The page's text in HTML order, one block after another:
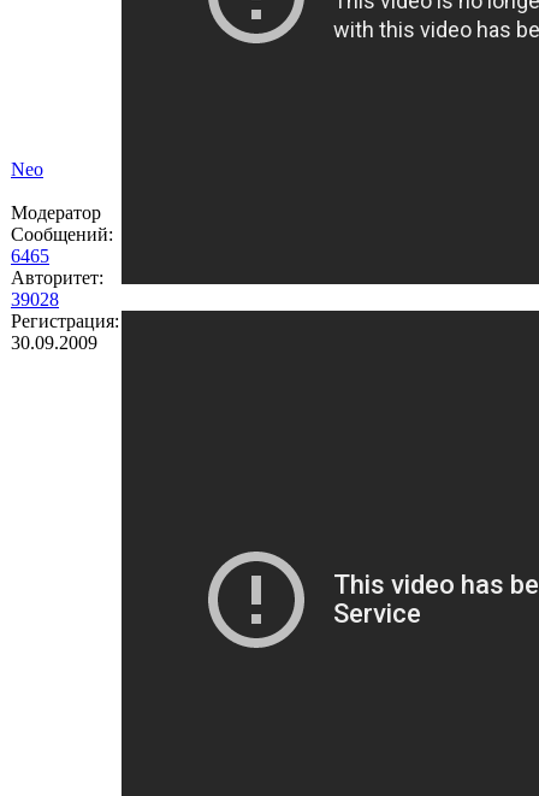
Neo
Модератор
Сообщений:
6465
Авторитет:
39028
Регистрация:
30.09.2009